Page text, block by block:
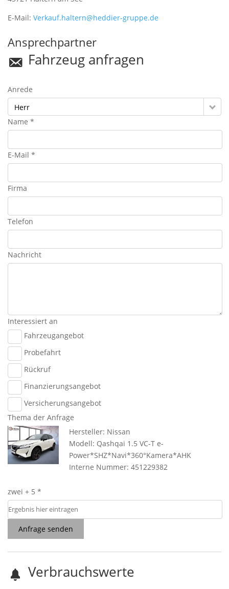
E-Mail: Verkauf.haltern@heddier-gruppe.de
Ansprechpartner
Fahrzeug anfragen
Anrede
Herr
Name *
E-Mail *
Firma
Telefon
Nachricht
Interessiert an
Fahrzeugangebot
Probefahrt
Rückruf
Finanzierungsangebot
Versicherungsangebot
Thema der Anfrage
Hersteller: Nissan
Modell: Qashqai 1.5 VC-T e-
Power*SHZ*Navi*360°Kamera*AHK
Interne Nummer: 451229382
zwei + 5 *
Anfrage senden
Verbrauchswerte